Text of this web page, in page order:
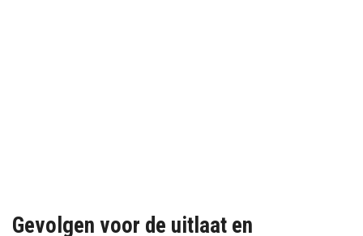
Gevolgen voor de uitlaat en